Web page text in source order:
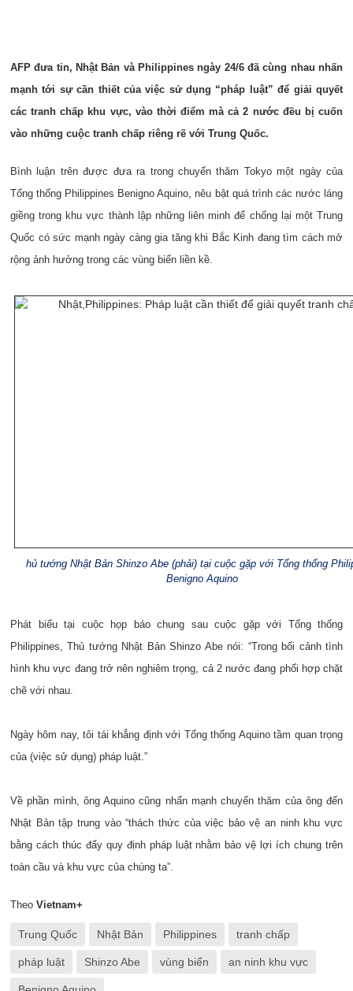
AFP đưa tin, Nhật Bản và Philippines ngày 24/6 đã cùng nhau nhấn
mạnh tới sự cần thiết của việc sử dụng “pháp luật” để giải quyết
các tranh chấp khu vực, vào thời điểm mà cả 2 nước đều bị cuốn
vào những cuộc tranh chấp riêng rẽ với Trung Quốc.
Bình luận trên được đưa ra trong chuyến thăm Tokyo một ngày của
Tổng thống Philippines Benigno Aquino, nêu bật quá trình các nước láng
giềng trong khu vực thành lập những liên minh để chống lại một Trung
Quốc có sức mạnh ngày càng gia tăng khi Bắc Kinh đang tìm cách mở
rộng ảnh hưởng trong các vùng biển liền kề.
hủ tướng Nhật Bản Shinzo Abe (phải) tại cuộc gặp với Tổng thống
Benigno Aquino
Phát biểu tại cuộc họp báo chung sau cuộc gặp với Tổng thống
Philippines, Thủ tướng Nhật Bản Shinzo Abe nói: “Trong bối cảnh tình
hình khu vực đang trở nên nghiêm trọng, cả 2 nước đang phối hợp chặt
chẽ với nhau.
Ngày hôm nay, tôi tái khẳng định với Tổng thống Aquino tầm quan trọng
của (việc sử dụng) pháp luật.”
Về phần mình, ông Aquino cũng nhấn mạnh chuyến thăm của ông đến
Nhật Bản tập trung vào “thách thức của việc bảo vệ an ninh khu vực
bằng cách thúc đẩy quy định pháp luật nhằm bảo vệ lợi ích chung trên
toàn cầu và khu vực của chúng ta”.
Theo Vietnam+
Trung Quốc Nhật Bản Philippines tranh chấp
pháp luật Shinzo Abe vùng biển an ninh khu vực